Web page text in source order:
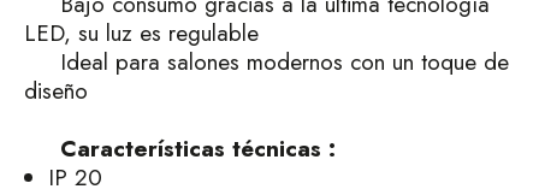
LED, su luz es regulable
Ideal para salones modernos con un toque de
diseño
Características técnicas :
IP 20